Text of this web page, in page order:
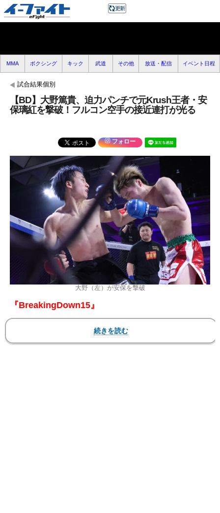
MMA ボクシング キック 武道 その他 放送・配信 イベント日程
試合結果個別
【BD】大野篤貴、迫力パンチで元Krush王者・安
保璃紅を撃破！フルコン空手の接近連打が光る
フォロー
大野（左）が安保を撃破
『BreakingDown15』
2025年3月2日（日）プリズムホール（東京ドーム